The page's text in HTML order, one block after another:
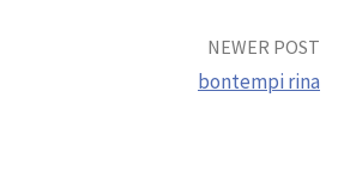
NEWER POST
bontempi rina